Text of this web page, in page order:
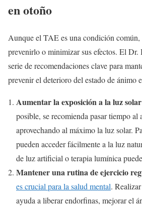
en otoño
Aunque el TAE es una condición común,
prevenirlo o minimizar sus efectos. El
serie de recomendaciones clave para
prevenir el deterioro del estado de ánimo
Aumentar la exposición a la luz solar
posible, se recomienda pasar tiempo
aprovechando al máximo la luz solar.
pueden acceder fácilmente a la luz
de luz artificial o terapia lumínica
Mantener una rutina de ejercicio
es crucial para la salud mental.
ayuda a liberar endorfinas, mejorar el